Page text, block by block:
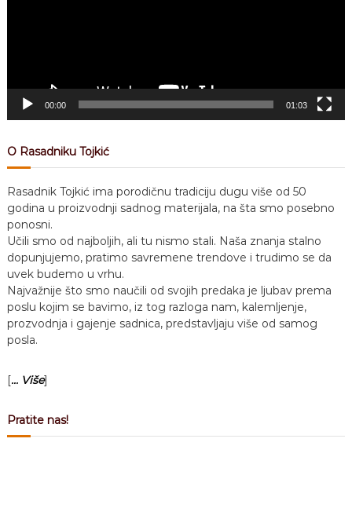
e
00:00 01:03
O Rasadniku Tojkić
Rasadnik Tojkić ima porodičnu tradiciju dugu više od 50
godina u proizvodnji sadnog materijala, na šta smo posebno
ponosni.
Učili smo od najboljih, ali tu nismo stali. Naša znanja stalno
dopunjujemo, pratimo savremene trendove i trudimo se da
uvek budemo u vrhu.
Najvažnije što smo naučili od svojih predaka je ljubav prema
poslu kojim se bavimo, iz tog razloga nam, kalemljenje,
prozvodnja i gajenje sadnica, predstavljaju više od samog
posla.
[... Više]
Pratite nas!